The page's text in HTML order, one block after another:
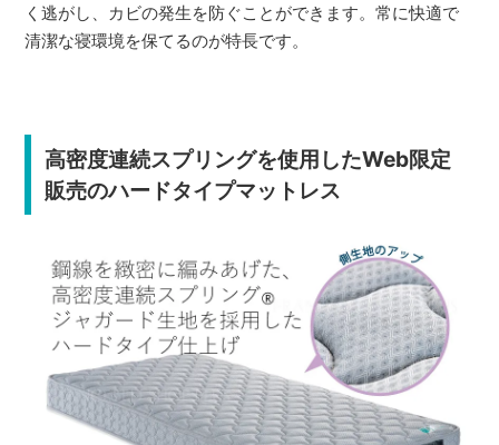
く逃がし、カビの発生を防ぐことができます。常に快適で
清潔な寝環境を保てるのが特長です。
高密度連続スプリングを使用したWeb限定
販売のハードタイプマットレス